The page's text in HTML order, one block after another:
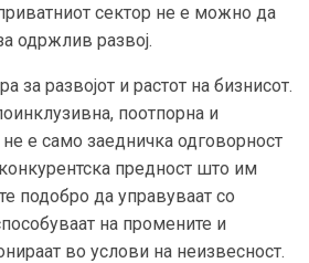
сектор не е можно да
одржлив развој.
за развојот и растот на бизнисот.
поотпорна и
е само заедничка одговорност
предност што им
подобро да управуваат со
на промените и
во услови на неизвесност.